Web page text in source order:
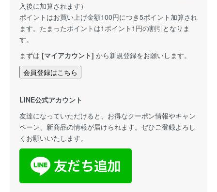
入後に加算されます）
ポイントはお買い上げ金額100円につき5ポイント加算され
ます。たまったポイントは1ポイント1円の割引となりま
す。
まずは [マイアカウント] から新規登録をお願いします。
会員登録はこちら
LINE公式アカウント
友達になっていただけると、お得なクーポン情報やキャン
ペーン、新商品の情報が届けられます。ぜひご登録よろし
くお願いいたします。